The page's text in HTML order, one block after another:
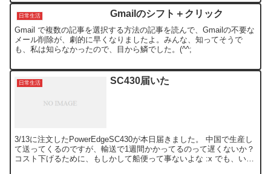
日常生活 Gmailのシフト＋クリック
Gmail で複数の記事を選択する方法の記事を読んで、Gmailの不要な
メール削除が、劇的に早くなりましたよ。みんな、知ってそうで
も、私は知らなかったので、目から鱗でした。(^^;
日常生活 SC430届いた
3/13に注文したPowerEdgeSC430が本日届きました。 中国で生産し
て送ってくるのですが、輸送で1週間かかってるのって遅くないか？
コスト下げるために、もしかして船便って事ないよな :x でも、いざ